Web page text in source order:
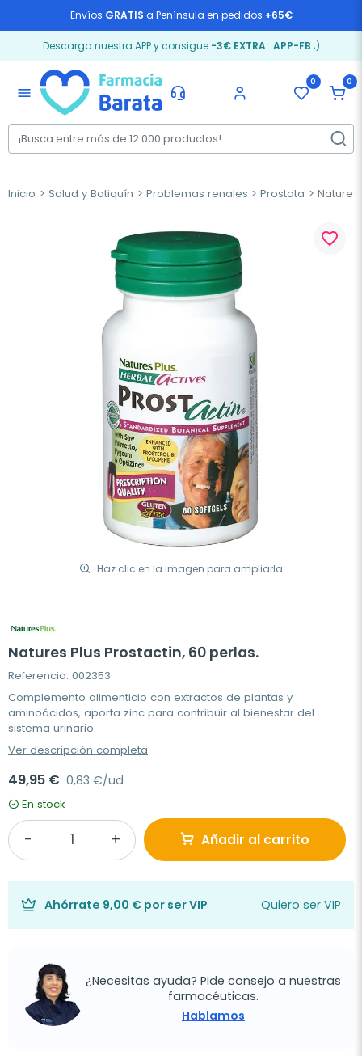
Envíos GRATIS a Península en pedidos +65€
Descarga nuestra APP y consigue -3€ EXTRA: APP-FB ;)
menu
0 0
Inicio Salud y Botiquín Problemas renales Prostata Natures
Haz clic en la imagen para ampliarla
favorite_border
Natures Plus Prostactin, 60 perlas.
Referencia: 002353
Complemento alimenticio con extractos de plantas y
aminoácidos, aporta zinc para contribuir al bienestar del
sistema urinario.
Ver descripción completa
49,95 € 0,83 €/ud
En stock
Añadir al carrito
Ahórrate 9,00 € por ser VIP Quiero ser VIP
¿Necesitas ayuda? Pide consejo a nuestras
farmacéuticas.
Hablamos